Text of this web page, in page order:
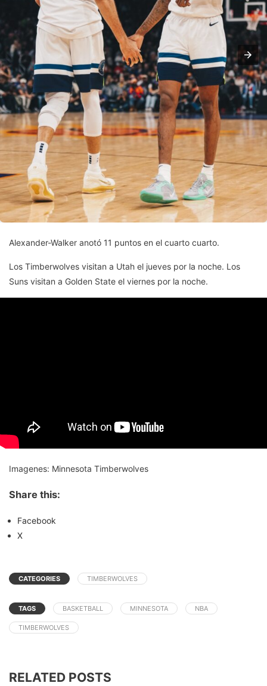
Alexander-Walker anotó 11 puntos en el cuarto cuarto.
Los Timberwolves visitan a Utah el jueves por la noche. Los
Suns visitan a Golden State el viernes por la noche.
Imagenes: Minnesota Timberwolves
Share this:
Facebook
X
CATEGORIES TIMBERWOLVES
TAGS BASKETBALL MINNESOTA NBA
TIMBERWOLVES
RELATED POSTS